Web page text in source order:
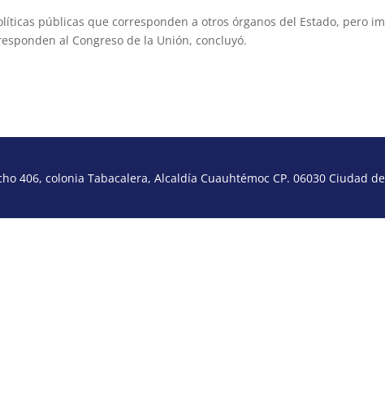
públicas que corresponden a otros órganos del Estado, pero
al Congreso de la Unión, concluyó.
406, colonia Tabacalera, Alcaldía Cuauhtémoc CP. 06030 Ciudad